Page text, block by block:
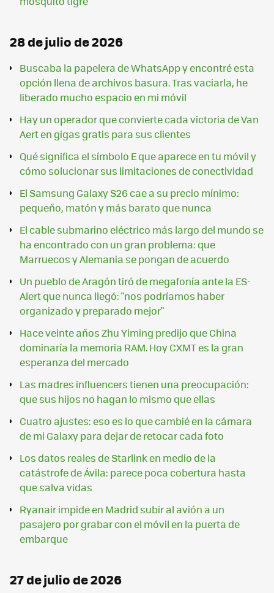
28 de julio de 2026
Buscaba la papelera de WhatsApp y encontré esta
opción llena de archivos basura. Tras vaciarla, he
liberado mucho espacio en mi móvil
Hay un operador que convierte cada victoria de Van
Aert en gigas gratis para sus clientes
Qué significa el símbolo E que aparece en tu móvil y
cómo solucionar sus limitaciones de conectividad
El Samsung Galaxy S26 cae a su precio mínimo:
pequeño, matón y más barato que nunca
El cable submarino eléctrico más largo del mundo se
ha encontrado con un gran problema: que
Marruecos y Alemania se pongan de acuerdo
Un pueblo de Aragón tiró de megafonía ante la ES-
Alert que nunca llegó: "nos podríamos haber
organizado y preparado mejor"
Hace veinte años Zhu Yiming predijo que China
dominaría la memoria RAM. Hoy CXMT es la gran
esperanza del mercado
Las madres influencers tienen una preocupación:
que sus hijos no hagan lo mismo que ellas
Cuatro ajustes: eso es lo que cambié en la cámara
de mi Galaxy para dejar de retocar cada foto
Los datos reales de Starlink en medio de la
catástrofe de Ávila: parece poca cobertura hasta
que salva vidas
Ryanair impide en Madrid subir al avión a un
pasajero por grabar con el móvil en la puerta de
embarque
27 de julio de 2026